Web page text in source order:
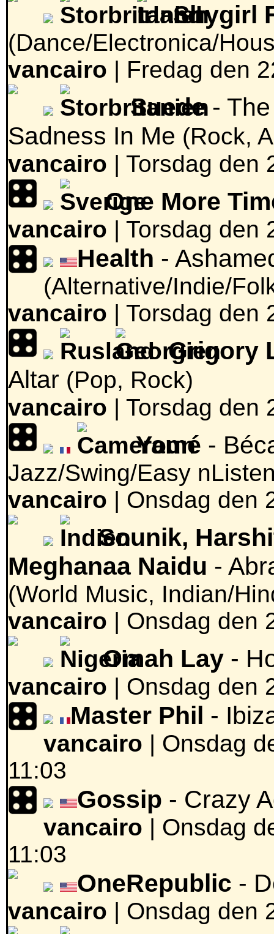
Shygirl
(Dance/Electronica/
vancairo | Fredag den
Suede- The
Sadness In Me (Rock,
vancairo | Torsdag den
One More
vancairo | Torsdag den
Health -
(Alternative/Indie/
vancairo | Torsdag den
Grigory
Altar (Pop, Rock)
vancairo | Torsdag den
Yamé -
Jazz/Swing/Easy
vancairo | Onsdag den
Sounik,
Meghanaa Naidu -
(World Music, Indian/
vancairo | Onsdag den
Omah Lay -
vancairo | Onsdag den
Master Phil -
vancairo | Onsdag
11:03
Gossip - Crazy
vancairo | Onsdag
11:03
OneRepublic -
vancairo | Onsdag den